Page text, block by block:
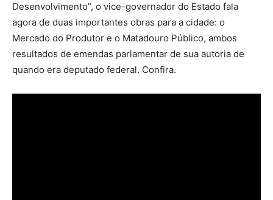
Desenvolvimento”, o vice-governador do Estado fala
agora de duas importantes obras para a cidade: o
Mercado do Produtor e o Matadouro Público, ambos
resultados de emendas parlamentar de sua autoria de
quando era deputado federal. Confira.